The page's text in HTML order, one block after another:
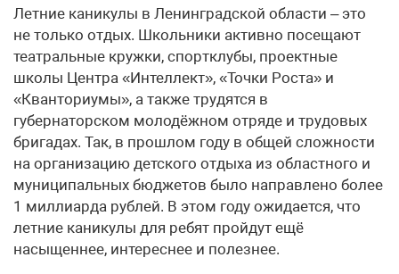
Летние каникулы в Ленинградской области – это
не только отдых. Школьники активно посещают
театральные кружки, спортклубы, проектные
школы Центра «Интеллект», «Точки Роста» и
«Кванториумы», а также трудятся в
губернаторском молодёжном отряде и трудовых
бригадах. Так, в прошлом году в общей сложности
на организацию детского отдыха из областного и
муниципальных бюджетов было направлено более
1 миллиарда рублей. В этом году ожидается, что
летние каникулы для ребят пройдут ещё
насыщеннее, интереснее и полезнее.